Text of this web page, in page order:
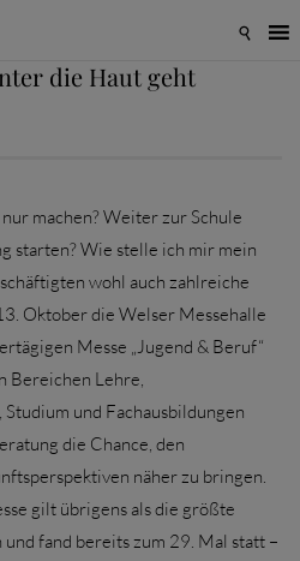

die Haut geht
machen? Weiter zur Schule
starten? Wie stelle ich mir mein
wohl auch zahlreiche
Oktober die Welser Messehalle
Messe „Jugend & Beruf“
Bereichen Lehre,
und Fachausbildungen
die Chance, den
näher zu bringen.
gilt übrigens als die größte
fand bereits zum 29. Mal statt –